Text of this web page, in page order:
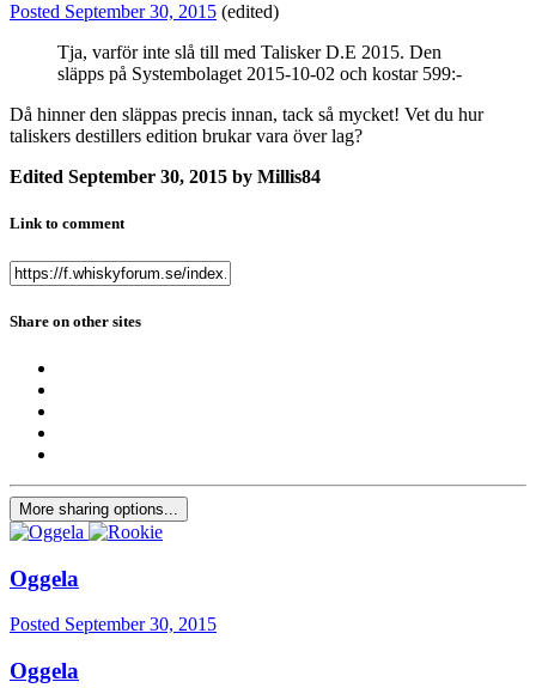
Posted September 30, 2015 (edited)
Tja, varför inte slå till med Talisker D.E 2015. Den
släpps på Systembolaget 2015-10-02 och kostar 599:-
Då hinner den släppas precis innan, tack så mycket! Vet du hur
taliskers destillers edition brukar vara över lag?
Edited September 30, 2015 by Millis84
Link to comment
Share on other sites
More sharing options...
Oggela
Posted September 30, 2015
Oggela